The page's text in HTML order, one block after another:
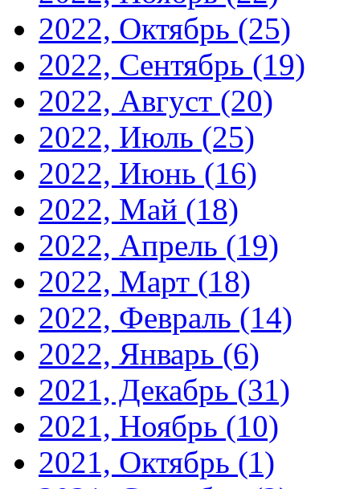
2022, Октябрь (25)
2022, Сентябрь (19)
2022, Август (20)
2022, Июль (25)
2022, Июнь (16)
2022, Май (18)
2022, Апрель (19)
2022, Март (18)
2022, Февраль (14)
2022, Январь (6)
2021, Декабрь (31)
2021, Ноябрь (10)
2021, Октябрь (1)